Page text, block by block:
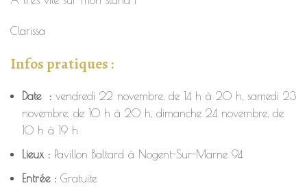
Clarissa
Infos pratiques :
Date : vendredi 22 novembre, de 14 h à 20 h, samedi 23
novembre, de 10 h à 20 h, dimanche 24 novembre, de
10 h à 19 h
Lieux : Pavillon Baltard à Nogent-Sur-Marne 94
Entrée : Gratuite